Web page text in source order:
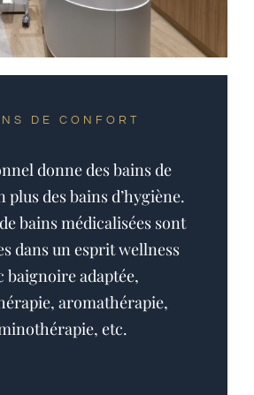
DE CONFORT
donne des bains de
des bains d’hygiène.
bains médicalisées sont
dans un esprit wellness
baignoire adaptée,
aromathérapie,
etc.